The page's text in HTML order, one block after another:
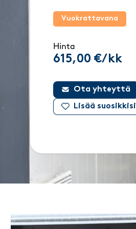
Vuokrattavana
Hinta
615,00 €/kk
Ota yhteyttä
Lisää suosikkisi